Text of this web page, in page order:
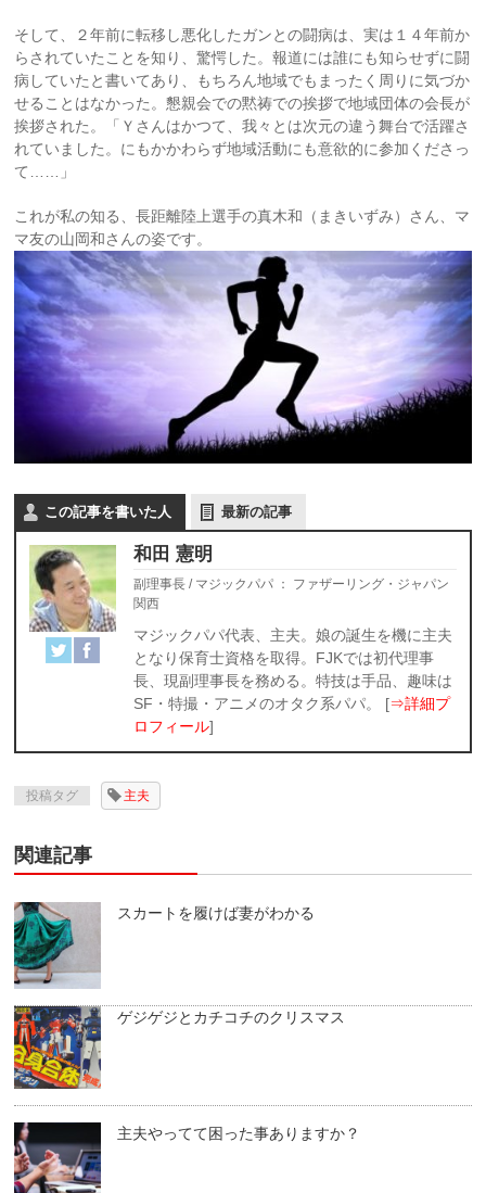
そして、２年前に転移し悪化したガンとの闘病は、実は１４年前か
らされていたことを知り、驚愕した。報道には誰にも知らせずに闘
病していたと書いてあり、もちろん地域でもまったく周りに気づか
せることはなかった。懇親会での黙祷での挨拶で地域団体の会長が
挨拶された。「Ｙさんはかつて、我々とは次元の違う舞台で活躍さ
れていました。にもかかわらず地域活動にも意欲的に参加くださっ
て……」
これが私の知る、長距離陸上選手の真木和（まきいずみ）さん、マ
マ友の山岡和さんの姿です。
この記事を書いた人 最新の記事
和田 憲明
副理事長 / マジックパパ ： ファザーリング・ジャパン
関西
マジックパパ代表、主夫。娘の誕生を機に主夫
となり保育士資格を取得。FJKでは初代理事
長、現副理事長を務める。特技は手品、趣味は
SF・特撮・アニメのオタク系パパ。 [⇒詳細プ
ロフィール]
投稿タグ 主夫
関連記事
スカートを履けば妻がわかる
ゲジゲジとカチコチのクリスマス
主夫やってて困った事ありますか？